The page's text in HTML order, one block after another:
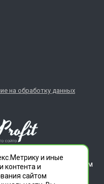
на обработку данных
товарным
защищены.
и иные
контента и
сайтом